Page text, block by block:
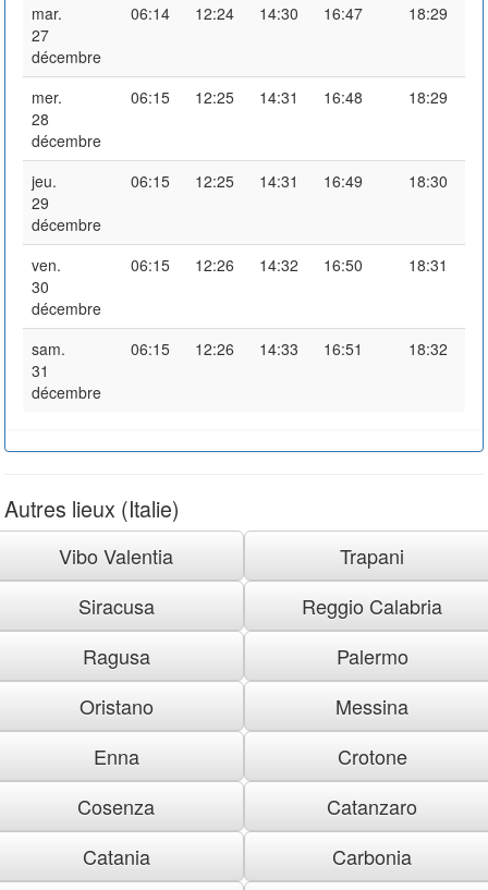
mar.
27
décembre
06:14 12:24 14:30 16:47 18:29
mer.
28
décembre
06:15 12:25 14:31 16:48 18:29
jeu.
29
décembre
06:15 12:25 14:31 16:49 18:30
ven.
30
décembre
06:15 12:26 14:32 16:50 18:31
sam.
31
décembre
06:15 12:26 14:33 16:51 18:32
Autres lieux (Italie)
Vibo Valentia
Trapani
Siracusa
Reggio Calabria
Ragusa
Palermo
Oristano
Messina
Enna
Crotone
Cosenza
Catanzaro
Catania
Carbonia